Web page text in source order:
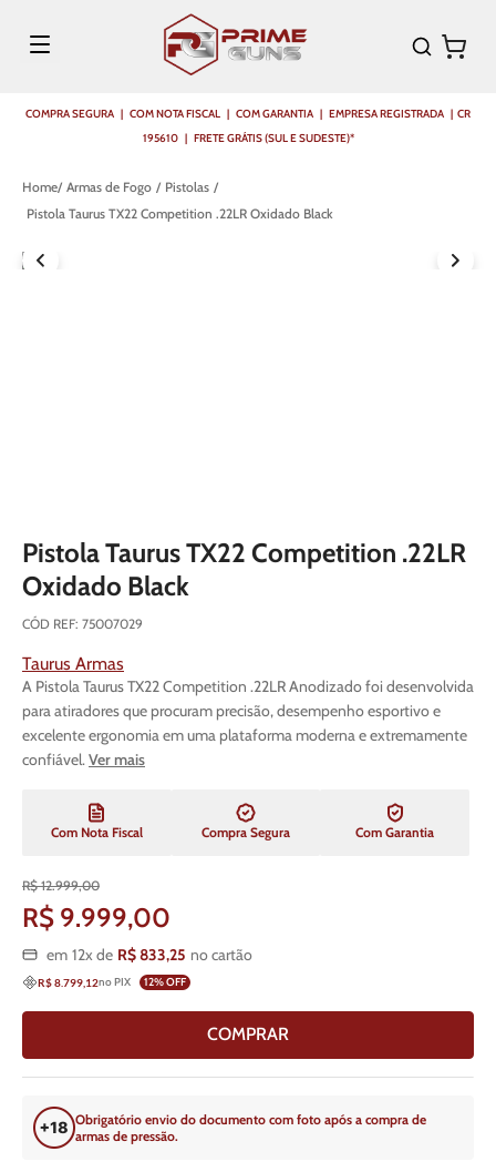
COMPRA SEGURA | COM NOTA FISCAL | COM GARANTIA | EMPRESA REGISTRADA | CR
195610 | FRETE GRÁTIS (SUL E SUDESTE)*
Armas de Fogo
Pistolas
Pistola Taurus TX22 Competition .22LR Oxidado Black
Pistola Taurus TX22 Competition .22LR
Oxidado Black
CÓD REF: 75007029
Taurus Armas
A Pistola Taurus TX22 Competition .22LR Anodizado foi desenvolvida
para atiradores que procuram precisão, desempenho esportivo e
excelente ergonomia em uma plataforma moderna e extremamente
confiável.Ver mais
Com Nota Fiscal Compra Segura Com Garantia
R$ 12.999,00
R$ 9.999,00
em 12x de R$833,25 no cartão
R$ 8.799,12no PIX 12% OFF
COMPRAR
Obrigatório envio do documento com foto após a compra de
armas de pressão.